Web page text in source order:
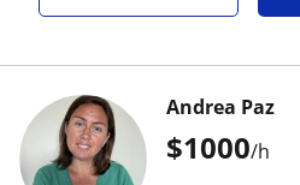
$1000/h
Andrea Paz